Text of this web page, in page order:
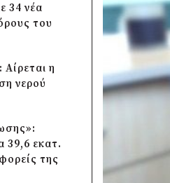
34 νέα
του
η
νερού
39,6 εκατ.
της